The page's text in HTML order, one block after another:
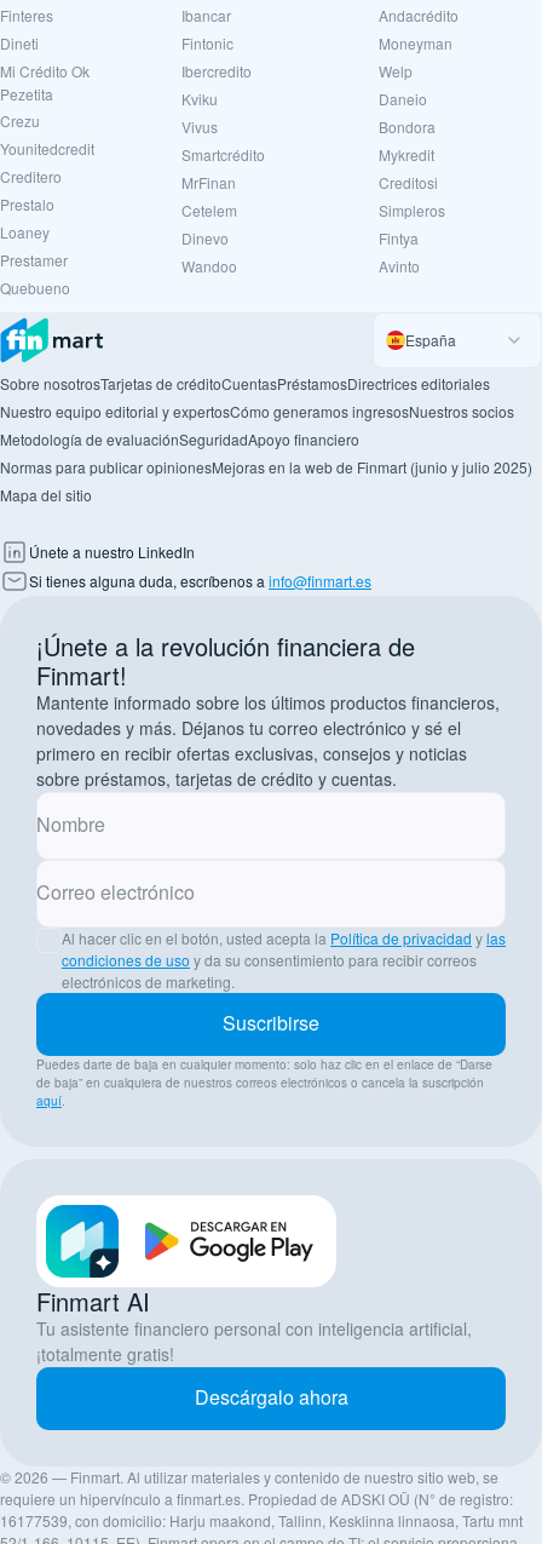
Finteres
Dineti
Mi Crédito Ok
Pezetita
Crezu
Younitedcredit
Creditero
Prestalo
Loaney
Prestamer
Quebueno
Ibancar
Fintonic
Ibercredito
Kviku
Vivus
Smartcrédito
MrFinan
Cetelem
Dinevo
Wandoo
Andacrédito
Moneyman
Welp
Daneio
Bondora
Mykredit
Creditosi
Simpleros
Fintya
Avinto
España
Sobre nosotrosTarjetas de créditoCuentasPréstamosDirectrices editoriales
Nuestro equipo editorial y expertosCómo generamos ingresosNuestros socios
Metodología de evaluaciónSeguridadApoyo financiero
Normas para publicar opinionesMejoras en la web de Finmart (junio y julio 2025)
Mapa del sitio
Únete a nuestro LinkedIn
Si tienes alguna duda, escríbenos a info@finmart.es
¡Únete a la revolución financiera de
Finmart!
Mantente informado sobre los últimos productos financieros,
novedades y más. Déjanos tu correo electrónico y sé el
primero en recibir ofertas exclusivas, consejos y noticias
sobre préstamos, tarjetas de crédito y cuentas.
Nombre
Correo electrónico
Al hacer clic en el botón, usted acepta la Política de privacidad ylas
condiciones de uso y da su consentimiento para recibir correos
electrónicos de marketing.
Suscribirse
Puedes darte de baja en cualquier momento: solo haz clic en el enlace de “Darse
de baja” en cualquiera de nuestros correos electrónicos o cancela la suscripción
aquí.
Finmart AI
Tu asistente financiero personal con inteligencia artificial,
¡totalmente gratis!
Descárgalo ahora
© 2026 — Finmart. Al utilizar materiales y contenido de nuestro sitio web, se
requiere un hipervínculo a finmart.es. Propiedad de ADSKI OÜ (N° de registro:
16177539, con domicilio: Harju maakond, Tallinn, Kesklinna linnaosa, Tartu mnt